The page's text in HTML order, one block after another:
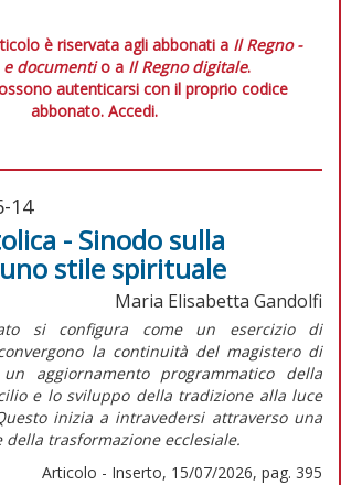
è riservata agli abbonati a Il Regno -
documentio a Il Regno digitale.
autenticarsi con il proprio codice
abbonato. Accedi.
14
- Sinodo sulla
stile spirituale
Maria Elisabetta Gandolfi
si configura come un esercizio di
la continuità del magistero di
un aggiornamento programmatico della
e lo sviluppo della tradizione alla luce
inizia a intravedersi attraverso una
della trasformazione ecclesiale.
Articolo - Inserto, 15/07/2026, pag. 395